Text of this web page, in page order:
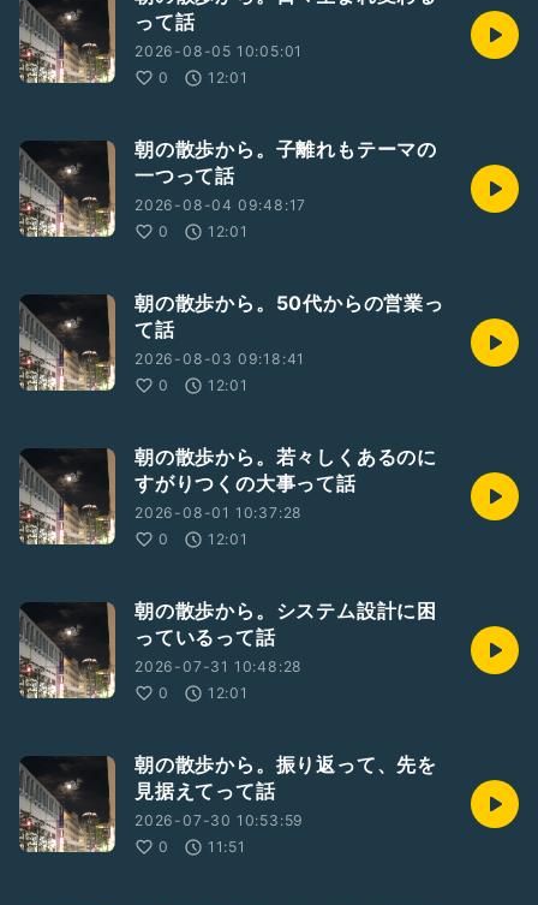
って話
2026-08-05 10:05:01
0
12:01
朝の散歩から。子離れもテーマの
一つって話
2026-08-04 09:48:17
0
12:01
朝の散歩から。50代からの営業っ
て話
2026-08-03 09:18:41
0
12:01
朝の散歩から。若々しくあるのに
すがりつくの大事って話
2026-08-01 10:37:28
0
12:01
朝の散歩から。システム設計に困
っているって話
2026-07-31 10:48:28
0
12:01
朝の散歩から。振り返って、先を
見据えてって話
2026-07-30 10:53:59
0
11:51